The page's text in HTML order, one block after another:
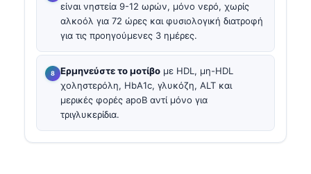
είναι νηστεία 9-12 ωρών, μόνο νερό, χωρίς
αλκοόλ για 72 ώρες και φυσιολογική διατροφή
για τις προηγούμενες 3 ημέρες.
Ερμηνεύστε το μοτίβο με HDL, μη-HDL
χοληστερόλη, HbA1c, γλυκόζη, ALT και
μερικές φορές apoB αντί μόνο για
τριγλυκερίδια.